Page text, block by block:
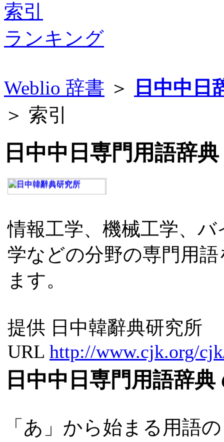
索引
ランキング
Weblio 辞書 ＞
日中中日
＞ 索引
日中中日専門用語辞典
情報工学、機械工学、
学などの分野の専門用
ます。
提供 日中韓辭典研究所
URL http://www.cjk.org/
日中中日専門用語辞
「あ」から始まる用語